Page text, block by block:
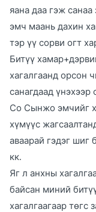
яана даа гэж
эмч маань дахин
тэр үү сорви огт
Битүү
хагалгаанд орсон
санагдаад үнэхээр
Со Сынжо эмчийг
хүмүүс
аваарай гэдэг шиг
кк.
Яг л анхны
байсан миний
хагалгаагаар төгс